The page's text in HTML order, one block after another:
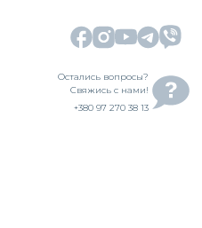
Остались вопросы?
Свяжись с нами!
+380 97 270 38 13